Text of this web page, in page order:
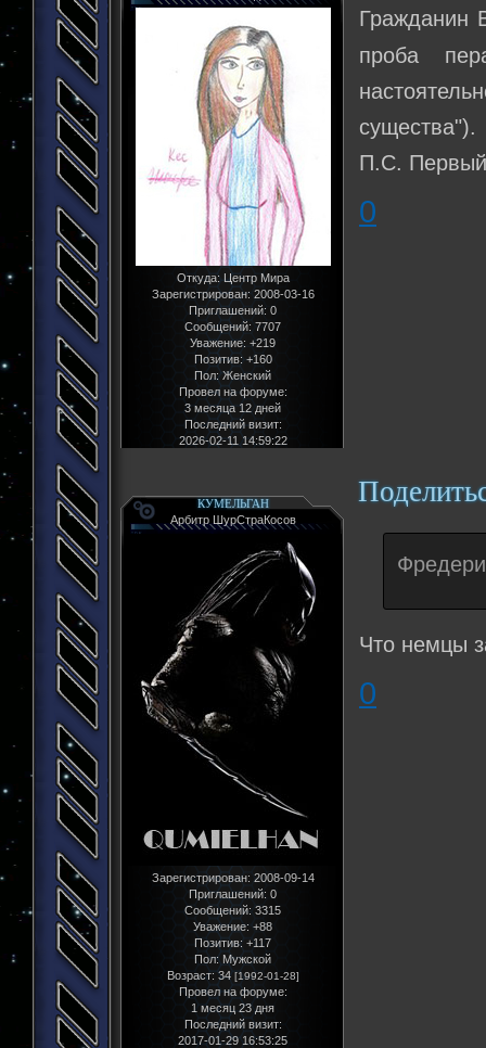
Откуда:Центр Мира
Зарегистрирован: 2008-03-16
Приглашений: 0
Сообщений: 7707
Уважение: +219
Позитив: +160
Пол:Женский
Провел на форуме:
3 месяца 12 дней
Последний визит:
2026-02-11 14:59:22
Гражданин
проба
существа").
П.С. Первый
0
КУМЕЛЬГАН
Арбитр ШурСтраКосов
Зарегистрирован: 2008-09-14
Приглашений: 0
Сообщений: 3315
Уважение: +88
Позитив: +117
Пол: Мужской
Возраст: 34 [1992-01-28]
Провел на форуме:
1 месяц 23 дня
Последний визит:
2017-01-29 16:53:25
Что немцы
0